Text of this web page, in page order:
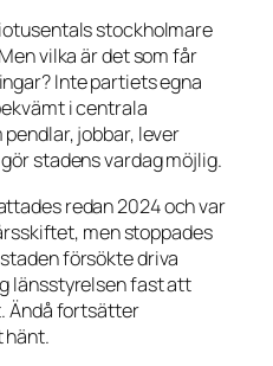
stockholmare
vilka är det som får
Inte partiets egna
i centrala
jobbar, lever
stadens vardag möjlig.
redan 2024 och var
men stoppades
försökte driva
länsstyrelsen fast att
Ändå fortsätter
hänt.